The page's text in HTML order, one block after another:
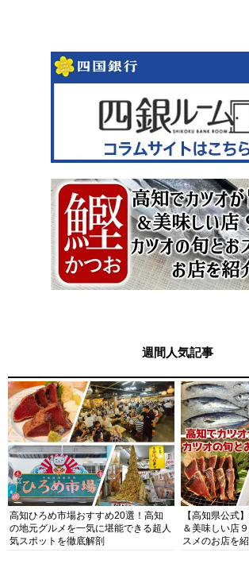
週間人気記事
高知ひろめ市場おすすめ20選！高知
の地元グルメを一気に堪能できる超人
気スポットを徹底解剖
【高知県公式
＆美味しい店
スメのお店を